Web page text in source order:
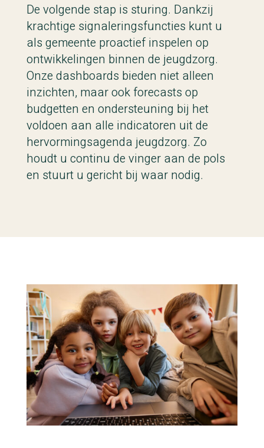
De volgende stap is sturing. Dankzij
krachtige signaleringsfuncties kunt u
als gemeente proactief inspelen op
ontwikkelingen binnen de jeugdzorg.
Onze dashboards bieden niet alleen
inzichten, maar ook forecasts op
budgetten en ondersteuning bij het
voldoen aan alle indicatoren uit de
hervormingsagenda jeugdzorg. Zo
houdt u continu de vinger aan de pols
en stuurt u gericht bij waar nodig.